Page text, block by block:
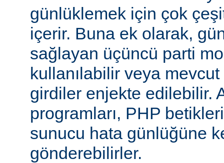
günlüklemek için çok
içerir. Buna ek olarak,
sağlayan üçüncü parti
kullanılabilir veya
girdiler enjekte edilebilir.
programları, PHP
sunucu hata günlüğüne
gönderebilirler.